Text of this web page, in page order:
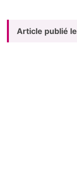
Article publié le